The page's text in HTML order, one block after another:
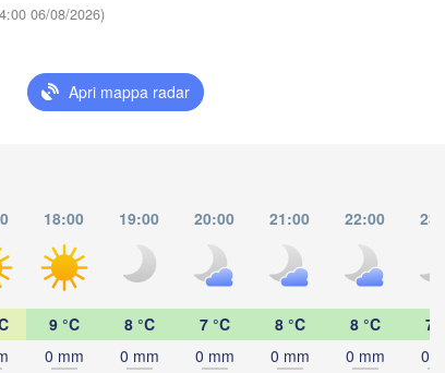
06/08/2026)
Apri mappa radar
18:00 19:00 20:00 21:00 22:00
9 °C
0 mm
8 °C
0 mm
7 °C
0 mm
8 °C
0 mm
8 °C
0 mm
7
0
Concordia
Porto
Bagé
Pelotas